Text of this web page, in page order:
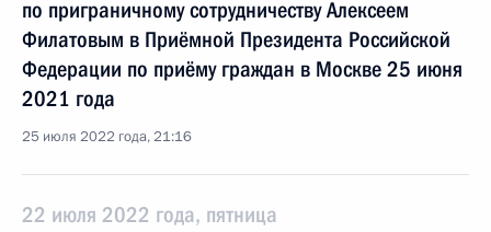
по приграничному сотрудничеству Алексеем
Филатовым в Приёмной Президента Российской
Федерации по приёму граждан в Москве 25 июня
2021 года
25 июля 2022 года, 21:16
22 июля 2022 года, пятница